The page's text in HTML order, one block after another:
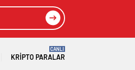
KRIPTO PARALAR
CANLI